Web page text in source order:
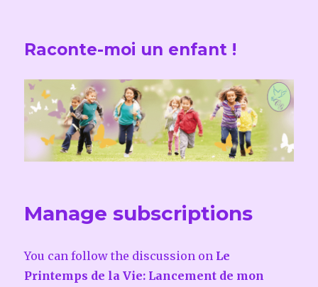
Raconte-moi un enfant !
Manage subscriptions
You can follow the discussion on Le
Printemps de la Vie: Lancement de mon